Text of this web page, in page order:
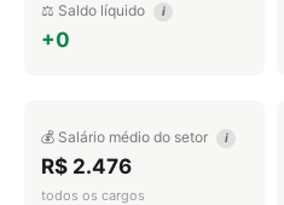
⚖️ Saldo líquido i
+0
💰 Salário médio do setor i
R$ 2.476
todos os cargos